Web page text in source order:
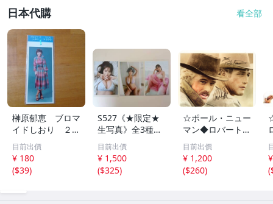
日本代購 看全部
榊原郁恵 ブロマ
イドしおり ２枚
組 レトロ 送料
１１０円 未開封
目前出價
¥ 180
($39)
S527《★限定★
生写真》全3種セ
ット【井口裕香】
FLASH（フラッシ
ュ）2026年8月18
日・25日合併号
目前出價
¥ 1,500
($325)
☆ポール・ニュー
マン◆ロバート・
レッドフォード◆
サイン入り写真◆
30x20㎝☆
目前出價
¥ 1,200
($260)
(